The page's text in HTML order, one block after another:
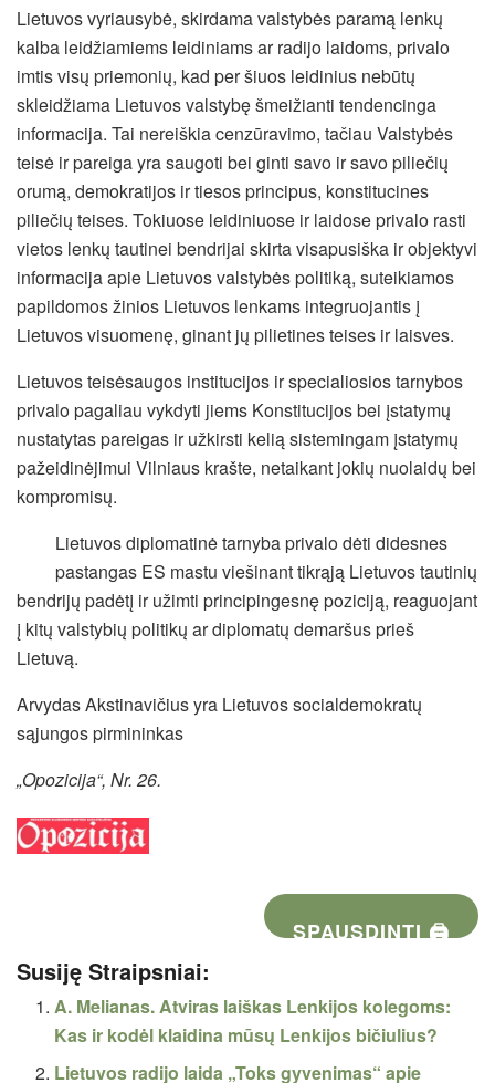
Lietuvos vyriausybė, skirdama valstybės paramą lenkų
kalba leidžiamiems leidiniams ar radijo laidoms, privalo
imtis visų priemonių, kad per šiuos leidinius nebūtų
skleidžiama Lietuvos valstybę šmeižianti tendencinga
informacija. Tai nereiškia cenzūravimo, tačiau Valstybės
teisė ir pareiga yra saugoti bei ginti savo ir savo piliečių
orumą, demokratijos ir tiesos principus, konstitucines
piliečių teises. Tokiuose leidiniuose ir laidose privalo rasti
vietos lenkų tautinei bendrijai skirta visapusiška ir objektyvi
informacija apie Lietuvos valstybės politiką, suteikiamos
papildomos žinios Lietuvos lenkams integruojantis į
Lietuvos visuomenę, ginant jų pilietines teises ir laisves.
Lietuvos teisėsaugos institucijos ir specialiosios tarnybos
privalo pagaliau vykdyti jiems Konstitucijos bei įstatymų
nustatytas pareigas ir užkirsti kelią sistemingam įstatymų
pažeidinėjimui Vilniaus krašte, netaikant jokių nuolaidų bei
kompromisų.
Lietuvos diplomatinė tarnyba privalo dėti didesnes
pastangas ES mastu viešinant tikrąją Lietuvos tautinių
bendrijų padėtį ir užimti principingesnę poziciją, reaguojant
į kitų valstybių politikų ar diplomatų demaršus prieš
Lietuvą.
Arvydas Akstinavičius yra Lietuvos socialdemokratų
sąjungos pirmininkas
„Opozicija“, Nr. 26.
SPAUSDINTI 🖨
Susiję Straipsniai:
A. Melianas. Atviras laiškas Lenkijos kolegoms:
Kas ir kodėl klaidina mūsų Lenkijos bičiulius?
Lietuvos radijo laida „Toks gyvenimas“ apie